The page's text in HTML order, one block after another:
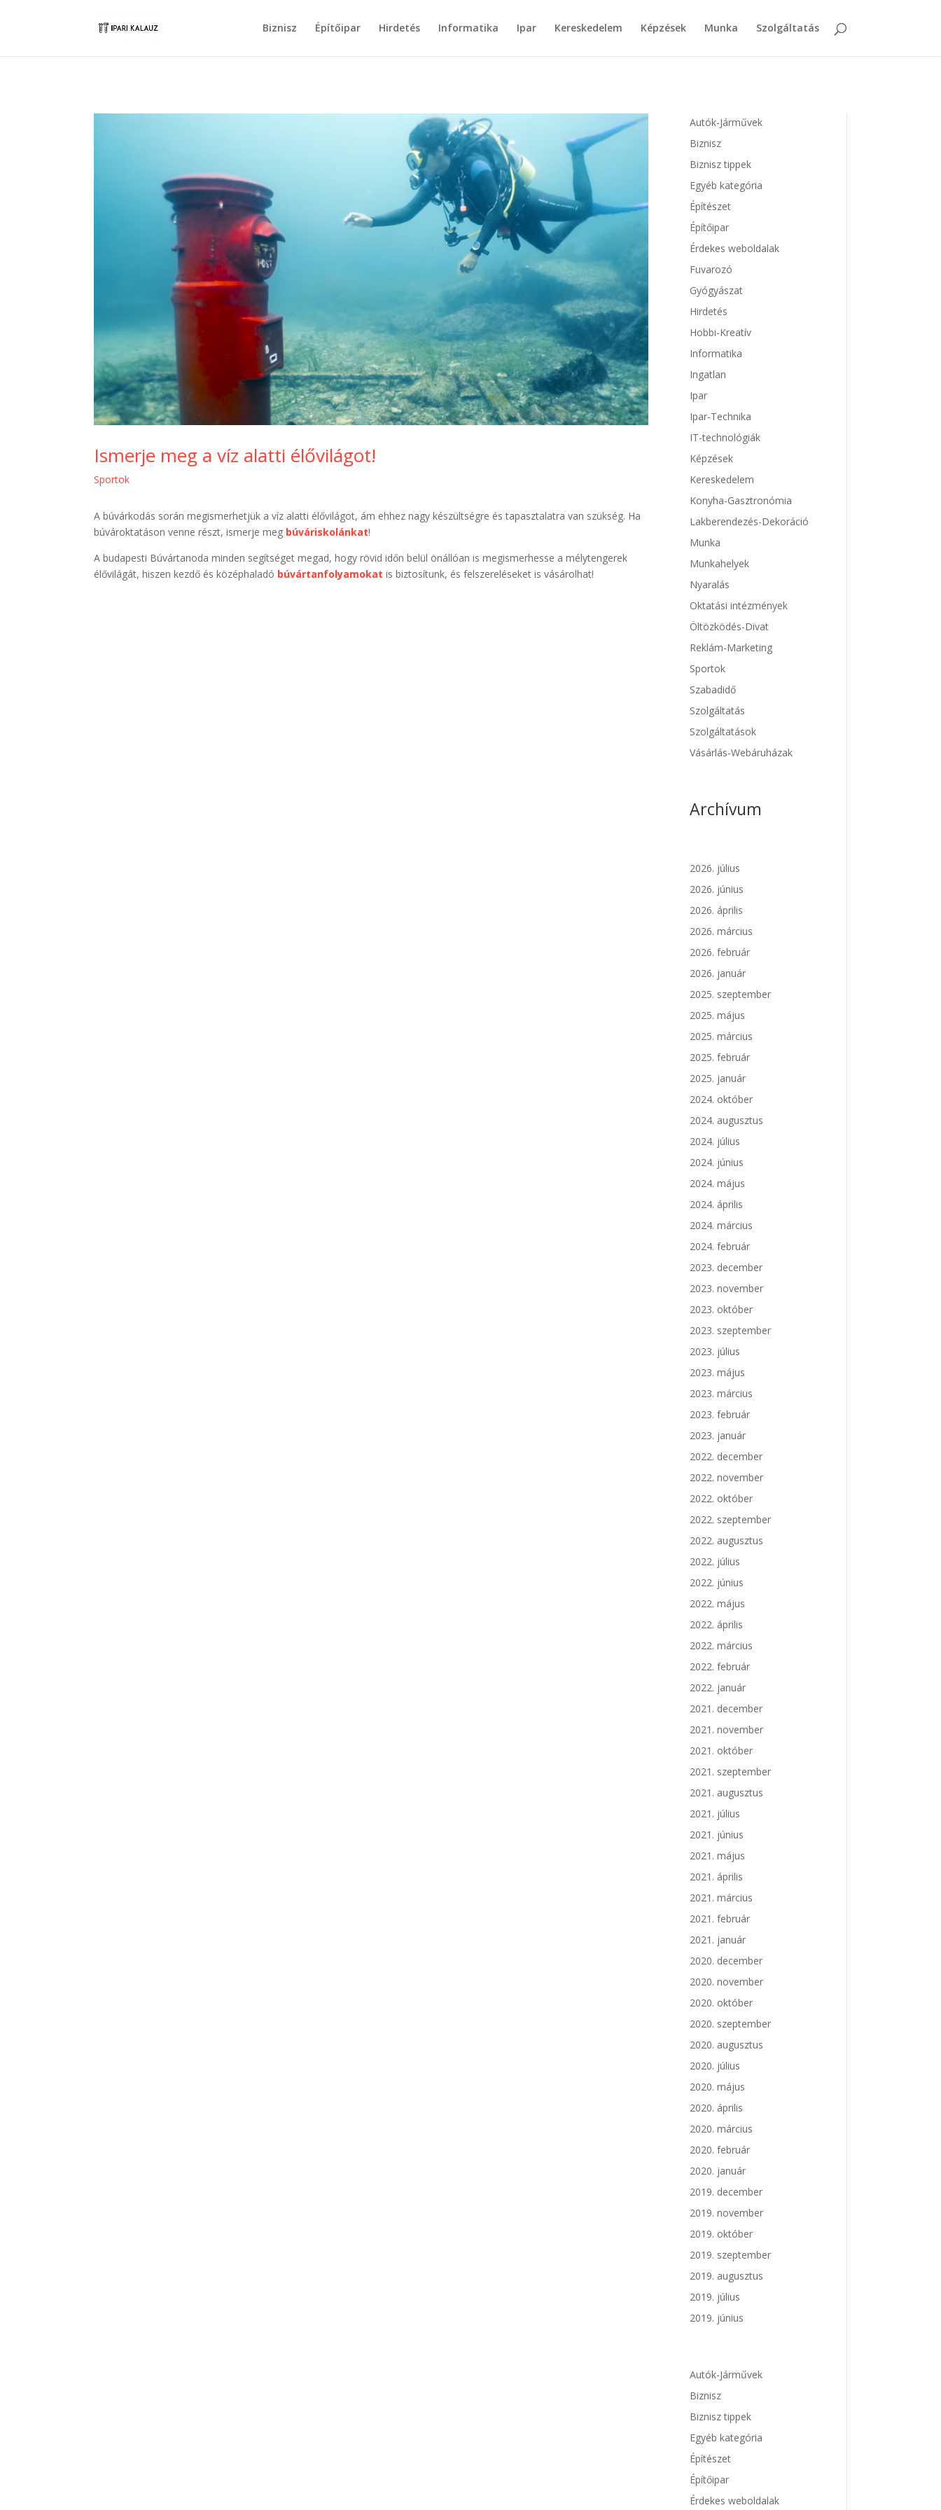
Biznisz Építőipar Hirdetés Informatika Ipar Kereskedelem Képzések Munka Szolgáltatás
Ismerje meg a víz alatti élővilágot!
Sportok
A búvárkodás során megismerhetjük a víz alatti élővilágot, ám ehhez nagy készültségre és tapasztalatra van szükség. Ha
búvároktatáson venne részt, ismerje meg búváriskolánkat!
A budapesti Búvártanoda minden segítséget megad, hogy rövid időn belül önállóan is megismerhesse a mélytengerek
élővilágát, hiszen kezdő és középhaladó búvártanfolyamokat is biztosítunk, és felszereléseket is vásárolhat!
Autók-Járművek
Biznisz
Biznisz tippek
Egyéb kategória
Építészet
Építőipar
Érdekes weboldalak
Fuvarozó
Gyógyászat
Hirdetés
Hobbi-Kreatív
Informatika
Ingatlan
Ipar
Ipar-Technika
IT-technológiák
Képzések
Kereskedelem
Konyha-Gasztronómia
Lakberendezés-Dekoráció
Munka
Munkahelyek
Nyaralás
Oktatási intézmények
Öltözködés-Divat
Reklám-Marketing
Sportok
Szabadidő
Szolgáltatás
Szolgáltatások
Vásárlás-Webáruházak
Archívum
2026. július
2026. június
2026. április
2026. március
2026. február
2026. január
2025. szeptember
2025. május
2025. március
2025. február
2025. január
2024. október
2024. augusztus
2024. július
2024. június
2024. május
2024. április
2024. március
2024. február
2023. december
2023. november
2023. október
2023. szeptember
2023. július
2023. május
2023. március
2023. február
2023. január
2022. december
2022. november
2022. október
2022. szeptember
2022. augusztus
2022. július
2022. június
2022. május
2022. április
2022. március
2022. február
2022. január
2021. december
2021. november
2021. október
2021. szeptember
2021. augusztus
2021. július
2021. június
2021. május
2021. április
2021. március
2021. február
2021. január
2020. december
2020. november
2020. október
2020. szeptember
2020. augusztus
2020. július
2020. május
2020. április
2020. március
2020. február
2020. január
2019. december
2019. november
2019. október
2019. szeptember
2019. augusztus
2019. július
2019. június
Autók-Járművek
Biznisz
Biznisz tippek
Egyéb kategória
Építészet
Építőipar
Érdekes weboldalak